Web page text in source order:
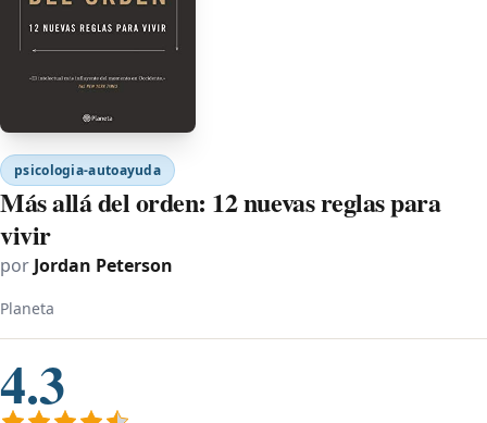
psicologia-autoayuda
Más allá del orden: 12 nuevas reglas para
vivir
por Jordan Peterson
Planeta
4.3